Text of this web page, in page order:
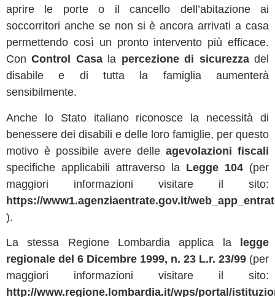
aprire le porte o il cancello dell’abitazione ai
soccorritori anche se non si è ancora arrivati a casa
permettendo così un pronto intervento più efficace.
ConControl Casala percezione di sicurezzadel
disabile e di tutta la famiglia aumenterà
sensibilmente.
Anche lo Stato italiano riconosce la necessità di
benessere dei disabili e delle loro famiglie, per questo
motivo è possibile avere delleagevolazioni fiscali
specifiche applicabili attraverso la Legge 104 (per
maggiori informazioni visitare il sito:
https://www1.agenziaentrate.gov.it/
).
La stessa Regione Lombardia applica la legge
regionale del 6 Dicembre 1999, n. 23 L.r. 23/99 (per
maggiori informazioni visitare il sito:
http://www.regione.lombardia.it/wps/portal/